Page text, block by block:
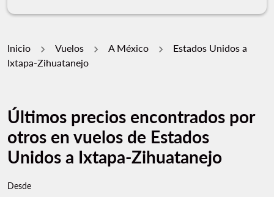
Inicio Vuelos A México
Estados Unidos a
Ixtapa-Zihuatanejo
Últimos precios encontrados por
otros en vuelos de Estados
Unidos a Ixtapa-Zihuatanejo
Desde